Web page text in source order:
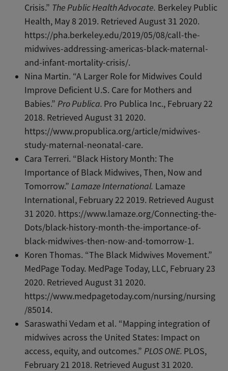
Crisis.” The Public Health Advocate. Berkeley Public
Health, May 8 2019. Retrieved August 31 2020.
https://pha.berkeley.edu/2019/05/08/call-the-
midwives-addressing-americas-black-maternal-
and-infant-mortality-crisis/.
Nina Martin. “A Larger Role for Midwives Could
Improve Deficient U.S. Care for Mothers and
Babies.”Pro Publica. Pro Publica Inc., February 22
2018. Retrieved August 31 2020.
https://www.propublica.org/article/midwives-
study-maternal-neonatal-care.
Cara Terreri. “Black History Month: The
Importance of Black Midwives, Then, Now and
Tomorrow.”Lamaze International. Lamaze
International, February 22 2019. Retrieved August
31 2020. https://www.lamaze.org/Connecting-the-
Dots/black-history-month-the-importance-of-
black-midwives-then-now-and-tomorrow-1.
Koren Thomas. “The Black Midwives Movement.”
MedPage Today. MedPage Today, LLC, February 23
2020. Retrieved August 31 2020.
https://www.medpagetoday.com/nursing/nursing
/85014.
Saraswathi Vedam et al. “Mapping integration of
midwives across the United States: Impact on
access, equity, and outcomes.”PLOS ONE. PLOS,
February 21 2018. Retrieved August 31 2020.